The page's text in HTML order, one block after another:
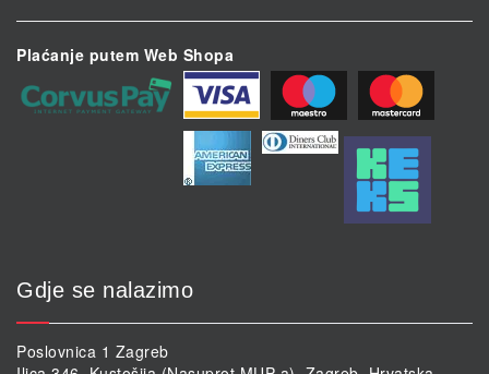
Plaćanje putem Web Shopa
Gdje se nalazimo
Poslovnica 1 Zagreb